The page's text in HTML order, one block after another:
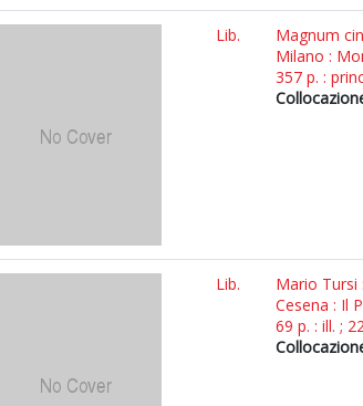
Lib.
Magnum
Milano :
357 p. :
Lib.
Mario Tursi
Cesena : Il
69 p. : ill. ;